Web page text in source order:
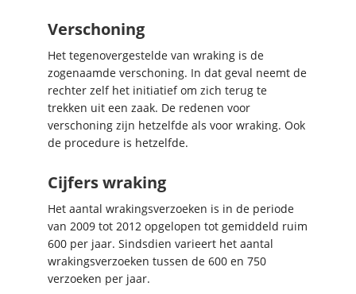
Verschoning
Het tegenovergestelde van wraking is de
zogenaamde verschoning. In dat geval neemt de
rechter zelf het initiatief om zich terug te
trekken uit een zaak. De redenen voor
verschoning zijn hetzelfde als voor wraking. Ook
de procedure is hetzelfde.
Cijfers wraking
Het aantal wrakingsverzoeken is in de periode
van 2009 tot 2012 opgelopen tot gemiddeld ruim
600 per jaar. Sindsdien varieert het aantal
wrakingsverzoeken tussen de 600 en 750
verzoeken per jaar.